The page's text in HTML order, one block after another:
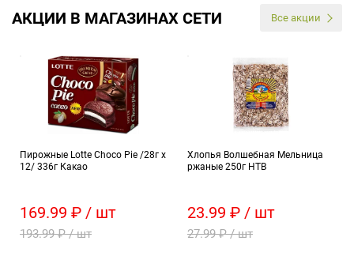
АКЦИИ В МАГАЗИНАХ СЕТИ Все акции
Пирожные Lotte Choco Pie /28г х
12/ 336г Какао
169.99 ₽ / шт
193.99 ₽ / шт
Хлопья Волшебная Мельница
ржаные 250г НТВ
23.99 ₽ / шт
27.99 ₽ / шт